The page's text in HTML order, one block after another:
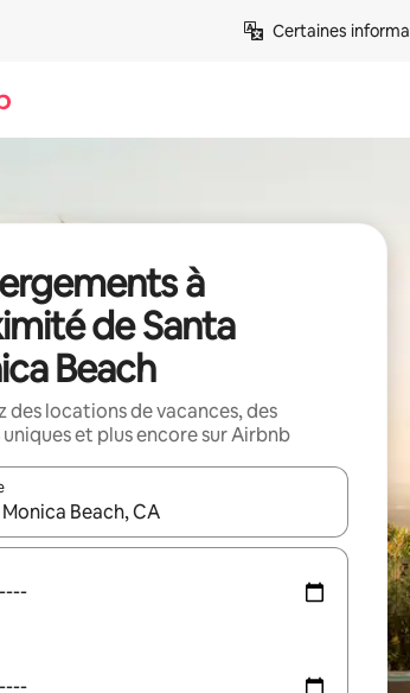
Certaines
à
de Santa
Beach
des locations de vacances, des
uniques et plus encore sur Airbnb
les résultats s'affichent, utilisez les flèches vers le